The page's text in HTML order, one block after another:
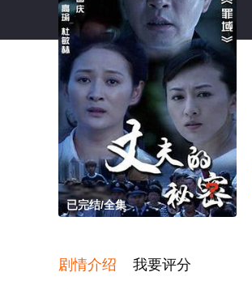
已完结/全集
剧情介绍 我要评分